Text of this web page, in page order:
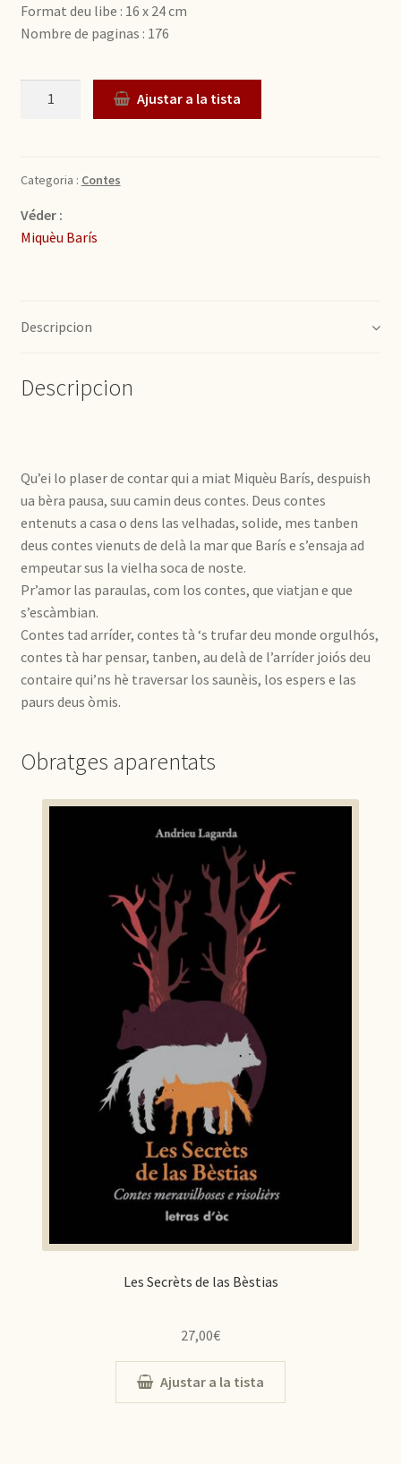
Format deu libe : 16 x 24 cm
Nombre de paginas : 176
Quantitat Ajustar a la tista
Categoria : Contes
Véder :
Miquèu Barís
Descripcion
Descripcion
Qu’ei lo plaser de contar qui a miat Miquèu Barís, despuish
ua bèra pausa, suu camin deus contes. Deus contes
entenuts a casa o dens las velhadas, solide, mes tanben
deus contes vienuts de delà la mar que Barís e s’ensaja ad
empeutar sus la vielha soca de noste.
Pr’amor las paraulas, com los contes, que viatjan e que
s’escàmbian.
Contes tad arríder, contes tà ‘s trufar deu monde orgulhós,
contes tà har pensar, tanben, au delà de l’arríder joiós deu
contaire qui’ns hè traversar los saunèis, los espers e las
paurs deus òmis.
Obratges aparentats
Les Secrèts de las Bèstias
27,00€
Ajustar a la tista